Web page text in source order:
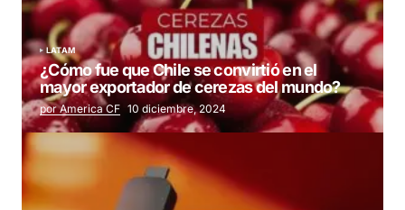
LATAM
¿Cómo fue que Chile se convirtió en el
mayor exportador de cerezas del mundo?
por America CF 10 diciembre, 2024